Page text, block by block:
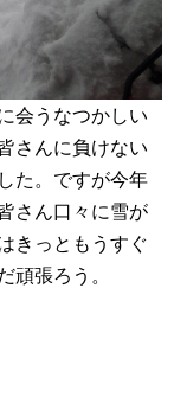
会うなつかしい
さんに負けない
た。ですが今年
さん口々に雪が
きっともうすぐ
頑張ろう。